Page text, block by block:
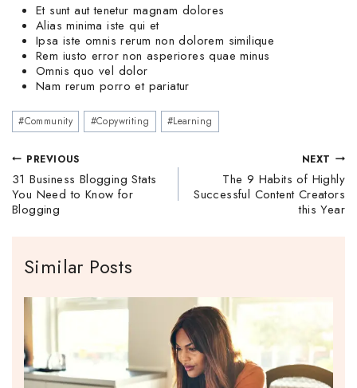
Et sunt aut tenetur magnam dolores
Alias minima iste qui et
Ipsa iste omnis rerum non dolorem similique
Rem iusto error non asperiores quae minus
Omnis quo vel dolor
Nam rerum porro et pariatur
#Community #Copywriting #Learning
PREVIOUS
31 Business Blogging Stats
You Need to Know for
Blogging
NEXT
The 9 Habits of Highly
Successful Content Creators
this Year
Similar Posts